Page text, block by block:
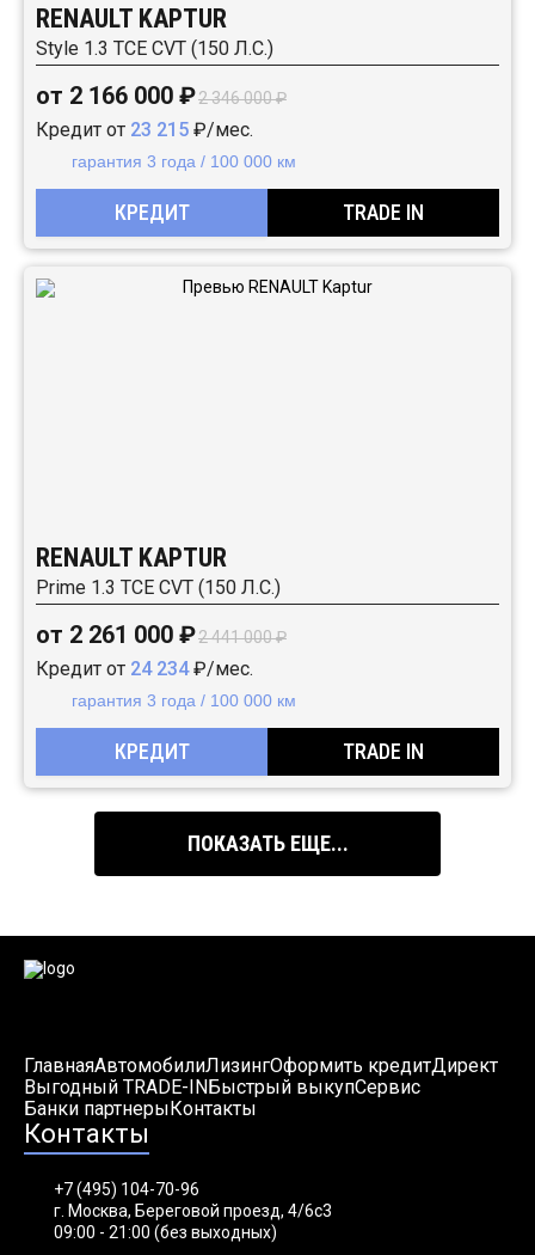
RENAULT KAPTUR
Style 1.3 TCE CVT (150 Л.С.)
от 2 166 000 ₽2 346 000 ₽
Кредит от 23 215 ₽/мес.
гарантия 3 года / 100 000 км
КРЕДИТ TRADE IN
RENAULT KAPTUR
Prime 1.3 TCE CVT (150 Л.С.)
от 2 261 000 ₽2 441 000 ₽
Кредит от 24 234₽/мес.
гарантия 3 года / 100 000 км
КРЕДИТ TRADE IN
ПОКАЗАТЬ ЕЩЕ...
ГлавнаяАвтомобилиЛизингОформить кредитДирект
Выгодный TRADE-INБыстрый выкупСервис
Банки партнерыКонтакты
Контакты
+7 (495) 104-70-96
г. Москва, Береговой проезд, 4/6с3
09:00 - 21:00 (без выходных)